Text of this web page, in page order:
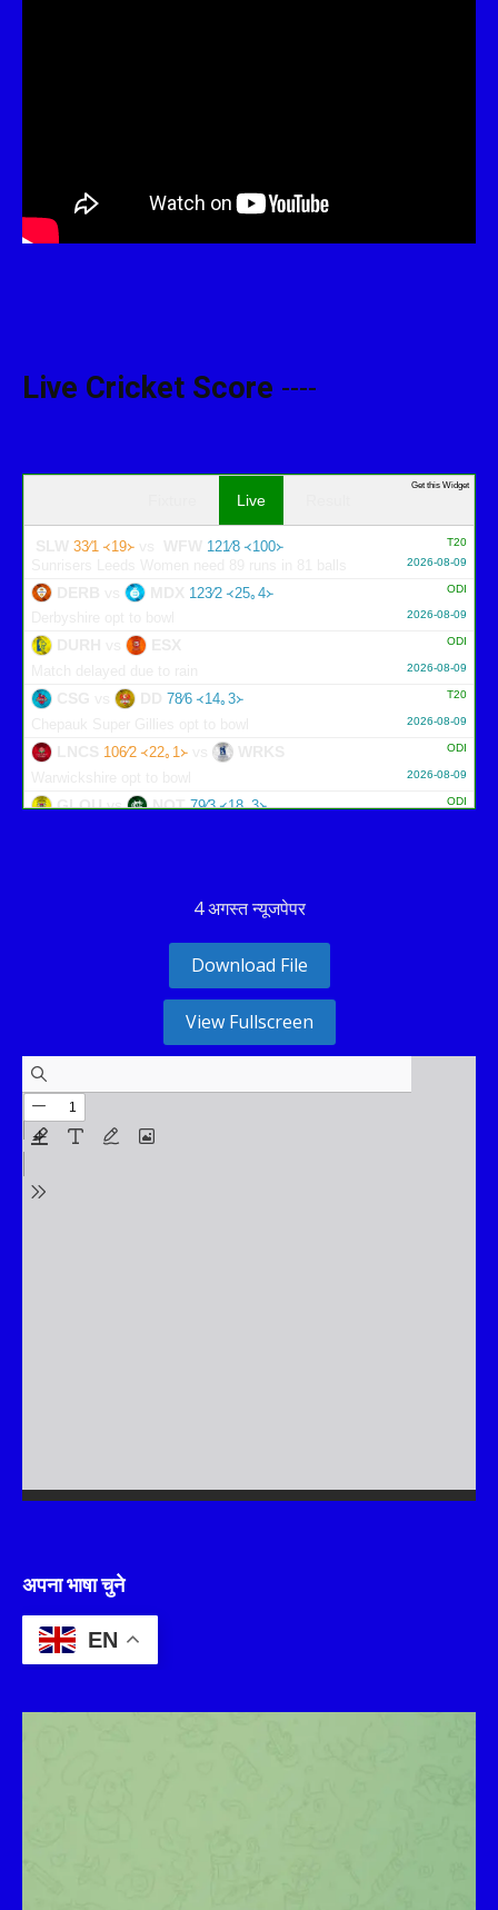
Live Cricket Score ----
Live
T20
33∕1 ᚜19᚛ 121∕8 ᚜100᚛
2026-08-09
ODI
DERB MDX 123∕2 ᚜25｡4᚛
2026-08-09
ODI
DURH ESX
2026-08-09
T20
CSG DD 78∕6 ᚜14｡3᚛
2026-08-09
ODI
LNCS 106∕2 ᚜22｡1᚛vs WRKS
2026-08-09
ODI
GLOU vs NOT 79∕3 ᚜18｡3᚛
Get this Widget
4 अगस्त न्यूजपेपर
Download File
View Fullscreen
अपना भाषा चुने
EN